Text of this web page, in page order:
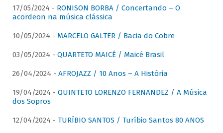
17/05/2024 - RONISON BORBA / Concertando – O
acordeon na música clássica
10/05/2024 - MARCELO GALTER / Bacia do Cobre
03/05/2024 - QUARTETO MAICÉ / Maicé Brasil
26/04/2024 - AFROJAZZ / 10 Anos – A História
19/04/2024 - QUINTETO LORENZO FERNANDEZ / A Música
dos Sopros
12/04/2024 - TURÍBIO SANTOS / Turíbio Santos 80 ANOS